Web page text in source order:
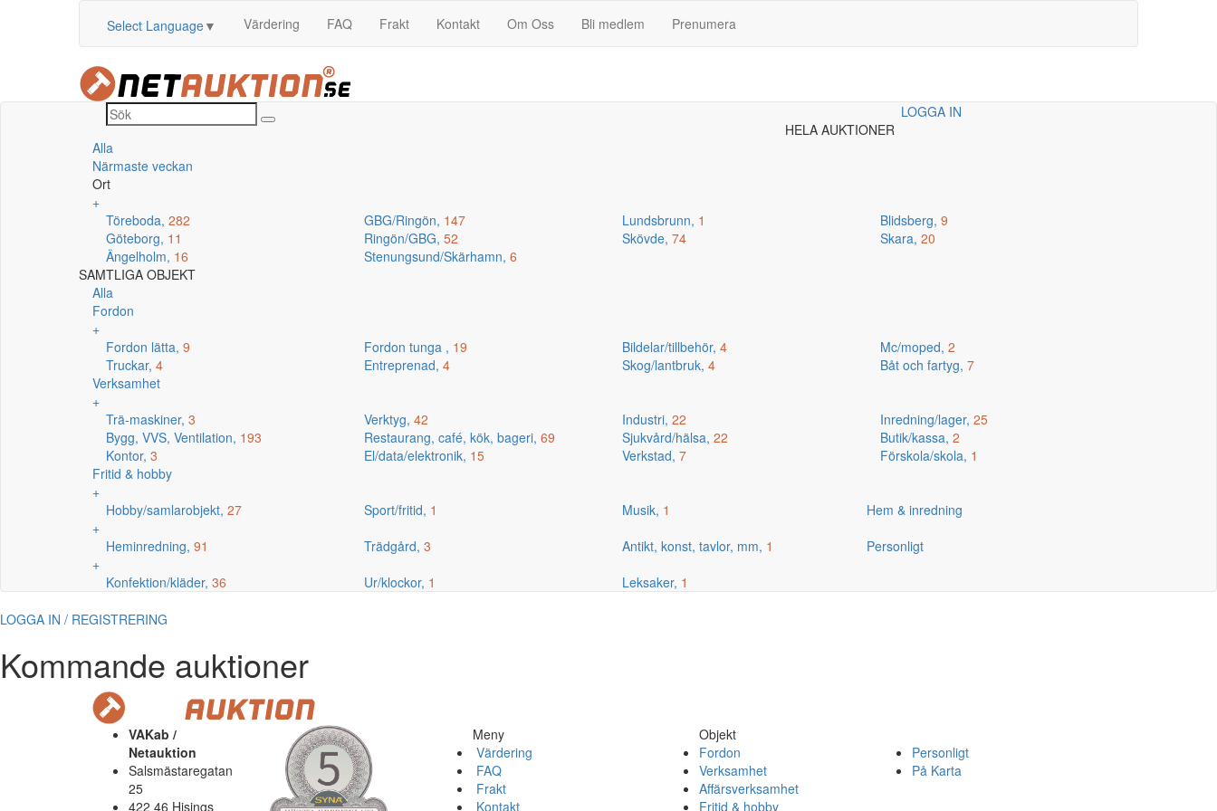
Select Language▼ Värdering FAQ Frakt Kontakt Om Oss Bli medlem Prenumera
LOGGA IN
HELA AUKTIONER
Alla
Närmaste veckan
Ort
+
Töreboda, 282 GBG/Ringön, 147 Lundsbrunn, 1 Blidsberg, 9
Göteborg, 11 Ringön/GBG, 52 Skövde, 74 Skara, 20
Ängelholm, 16 Stenungsund/Skärhamn, 6
SAMTLIGA OBJEKT
Alla
Fordon
+
Fordon lätta, 9 Fordon tunga , 19 Bildelar/tillbehör, 4 Mc/moped, 2
Truckar, 4 Entreprenad, 4 Skog/lantbruk, 4 Båt och fartyg, 7
Verksamhet
+
Trä-maskiner, 3 Verktyg, 42 Industri, 22 Inredning/lager, 25
Bygg, VVS, Ventilation, 193 Restaurang, café, kök, bageri, 69 Sjukvård/hälsa, 22 Butik/kassa, 2
Kontor, 3 El/data/elektronik, 15 Verkstad, 7 Förskola/skola, 1
Fritid & hobby
+
Hobby/samlarobjekt, 27 Sport/fritid, 1 Musik, 1
Hem & inredning
+
Heminredning, 91 Trädgård, 3 Antikt, konst, tavlor, mm, 1
Personligt
+
Konfektion/kläder, 36 Ur/klockor, 1 Leksaker, 1
LOGGA IN / REGISTRERING
Kommande auktioner
VAKab /
Netauktion
Salsmästaregatan
25
422 46 Hisings
Meny
Värdering
FAQ
Frakt
Kontakt
Objekt
Fordon
Verksamhet
Affärsverksamhet
Fritid & hobby
Personligt
På Karta